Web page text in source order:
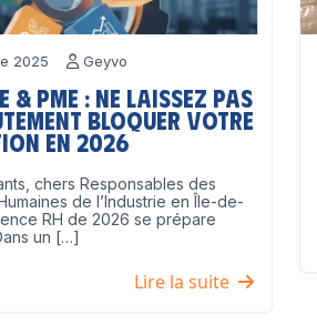
2025 Geyvo
PME : ne laissez pas
bloquer votre
en 2026
chers Responsables des
de l’Industrie en Île-de-
RH de 2026 se prépare
un […]
Lire la suite